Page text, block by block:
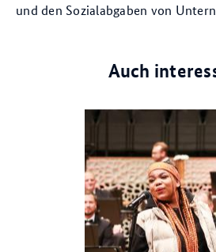
und den Sozialabgaben von
Auch